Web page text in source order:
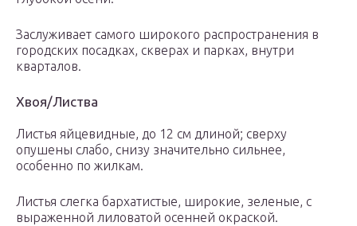
Заслуживает самого широкого распространения в
городских посадках, скверах и парках, внутри
кварталов.
Хвоя/Листва
Листья яйцевидные, до 12 см длиной; сверху
опушены слабо, снизу значительно сильнее,
особенно по жилкам.
Листья слегка бархатистые, широкие, зеленые, с
выраженной лиловатой осенней окраской.